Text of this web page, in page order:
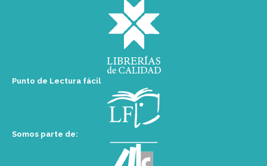
Punto de Lectura fácil
Somos parte de: